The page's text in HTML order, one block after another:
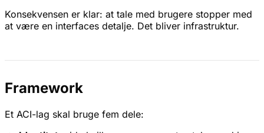
Konsekvensen er klar: at tale med brugere stopper med
at være en interfaces detalje. Det bliver infrastruktur.
Framework
Et ACI-lag skal bruge fem dele: